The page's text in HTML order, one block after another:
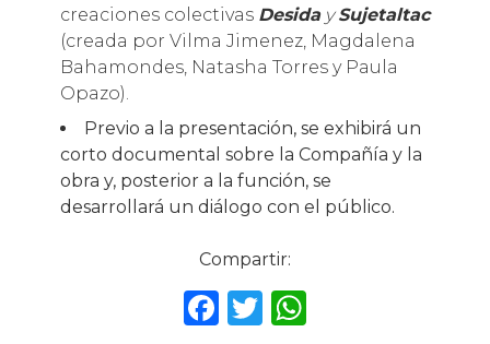
creaciones colectivas DesidaySujetaltac
(creada por Vilma Jimenez, Magdalena
Bahamondes, Natasha Torres y Paula
Opazo).
Previo a la presentación, se exhibirá un
corto documental sobre la Compañía y la
obra y, posterior a la función, se
desarrollará un diálogo con el público.
Compartir:
F T W